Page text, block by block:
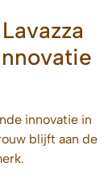
innovatie in
blijft aan de